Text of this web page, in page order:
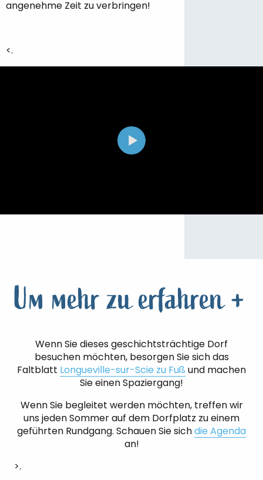
angenehme Zeit zu verbringen!
<.
Um mehr zu erfahren +
Wenn Sie dieses geschichtsträchtige Dorf
besuchen möchten, besorgen Sie sich das
Faltblatt Longueville-sur-Scie zu Fuß und machen
Sie einen Spaziergang!
Wenn Sie begleitet werden möchten, treffen wir
uns jeden Sommer auf dem Dorfplatz zu einem
geführten Rundgang. Schauen Sie sichdie Agenda
an!
>.